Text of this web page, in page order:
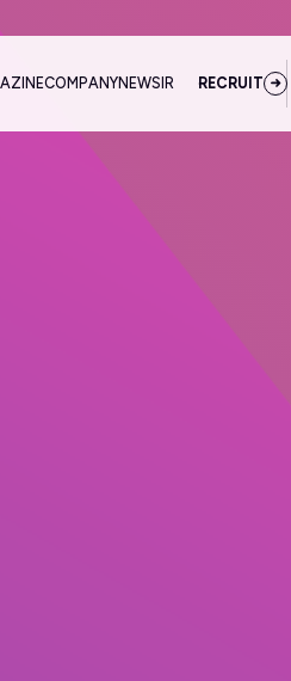
COMPANYNEWS IR RECRUIT